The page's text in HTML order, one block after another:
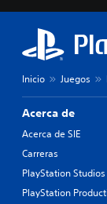
Inicio Juegos
Acerca de
Acerca de SIE
Carreras
PlayStation Studios
PlayStation